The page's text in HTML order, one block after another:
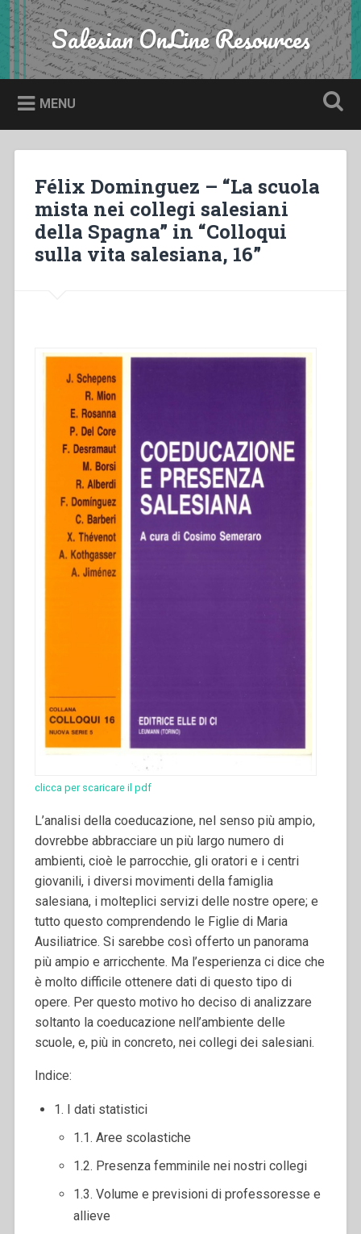
Skip
to
content
Search Salesian OnLine Resources
MENU
Félix Dominguez – “La scuola
mista nei collegi salesiani
della Spagna” in “Colloqui
sulla vita salesiana, 16”
clicca per scaricare il pdf
L’analisi della coeducazione, nel senso più ampio,
dovrebbe abbracciare un più largo numero di
ambienti, cioè le parrocchie, gli oratori e i centri
giovanili, i diversi movimenti della famiglia
salesiana, i molteplici servizi delle nostre opere; e
tutto questo comprendendo le Figlie di Maria
Ausiliatrice. Si sarebbe così offerto un panorama
più ampio e arricchente. Ma l’esperienza ci dice che
è molto difficile ottenere dati di questo tipo di
opere. Per questo motivo ho deciso di analizzare
soltanto la coeducazione nell’ambiente delle
scuole, e, più in concreto, nei collegi dei salesiani.
Indice:
1. I dati statistici
1.1. Aree scolastiche
1.2. Presenza femminile nei nostri collegi
1.3. Volume e previsioni di professoresse e
allieve